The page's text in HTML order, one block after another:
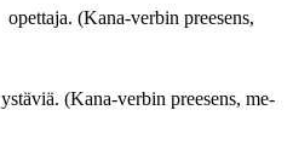
opettaja. (Kana-verbin preesens,
ystäviä. (Kana-verbin preesens, me-